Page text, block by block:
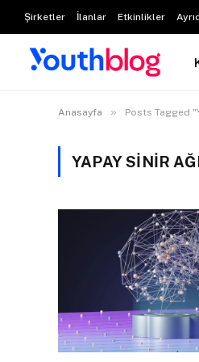
Şirketler İlanlar Etkinlikler
Anasayfa » Posts Tagged
YAPAY SINIR